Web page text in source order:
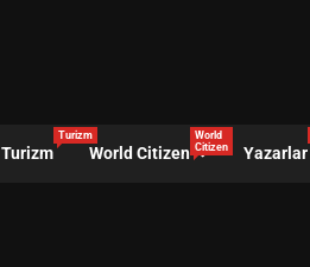
Turizm
Turizm
World Citizen
World
Citizen
Yazarlar